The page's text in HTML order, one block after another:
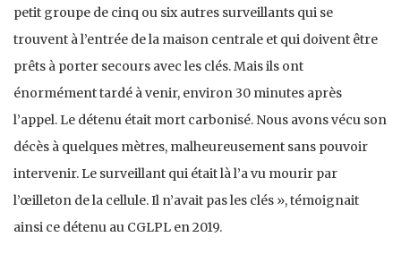
petit groupe de cinq ou six autres surveillants qui se
trouvent à l’entrée de la maison centrale et qui doivent être
prêts à porter secours avec les clés. Mais ils ont
énormément tardé à venir, environ 30 minutes après
l’appel. Le détenu était mort carbonisé. Nous avons vécu son
décès à quelques mètres, malheureusement sans pouvoir
intervenir. Le surveillant qui était là l’a vu mourir par
l’œilleton de la cellule. Il n’avait pas les clés », témoignait
ainsi ce détenu au CGLPL en 2019.